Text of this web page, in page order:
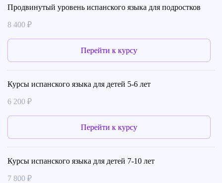
Продвинутый уровень испанского языка для подростков
8 400 ₽
Перейти к курсу
Курсы испанского языка для детей 5-6 лет
6 200 ₽
Перейти к курсу
Курсы испанского языка для детей 7-10 лет
7 800 ₽